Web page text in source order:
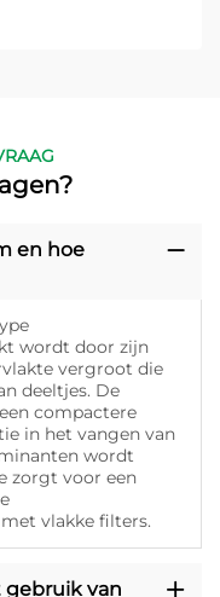
en hoe
wordt door zijn
vergroot die
deeltjes. De
compactere
in het vangen van
wordt
zorgt voor een
vlakke filters.
gebruik van